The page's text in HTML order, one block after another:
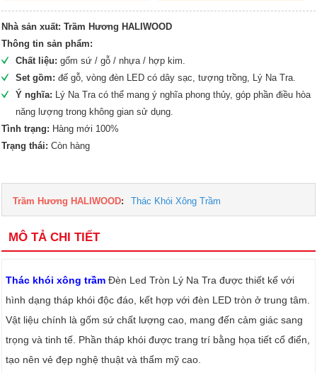
Nhà sản xuất: Trầm Hương HALIWOOD
Thông tin sản phẩm:
Chất liệu: gốm sứ / gỗ / nhựa / hợp kim.
Set gồm: đế gỗ, vòng đèn LED có dây sạc, tượng trồng, Lý Na Tra.
Ý nghĩa: Lý Na Tra có thể mang ý nghĩa phong thủy, góp phần điều hòa
năng lượng trong không gian sử dụng.
Tình trạng: Hàng mới 100%
Trạng thái:Còn hàng
Trầm Hương HALIWOOD: Thác Khói Xông Trầm
MÔ TẢ CHI TIẾT
Thác khói xông trầm Đèn Led Tròn Lý Na Tra được thiết kế với
hình dạng tháp khói độc đáo, kết hợp với đèn LED tròn ở trung tâm.
Vật liệu chính là gốm sứ chất lượng cao, mang đến cảm giác sang
trọng và tinh tế. Phần tháp khói được trang trí bằng họa tiết cổ điển,
tạo nên vẻ đẹp nghệ thuật và thẩm mỹ cao.